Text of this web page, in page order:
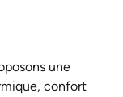
une
confort